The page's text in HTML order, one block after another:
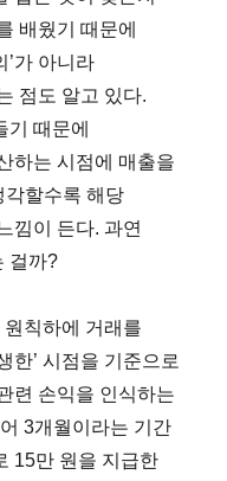
배웠기 때문에
’가 아니라
점도 알고 있다.
기 때문에
하는 시점에 매출을
각할수록 해당
낌이 든다. 과연
걸까?
칙하에 거래를
한’ 시점을 기준으로
련 손익을 인식하는
3개월이라는 기간
15만 원을 지급한